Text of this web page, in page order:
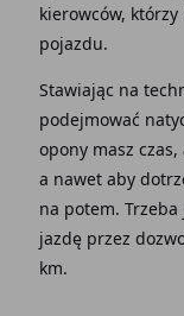
kierowców,
pojazdu.
Stawiając na
podejmować
opony masz
a nawet aby
na potem.
jazdę przez
km.